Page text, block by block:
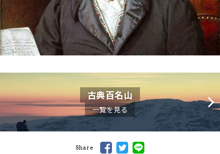
古典百名山
一覧を見る
Share